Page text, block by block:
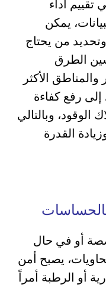
تقييم أداء
يمكن
وتحديد من يحتاج
الطرق
الأكثر
إلى رفع كفاءة
الوقود، وبالتالي
القدرة
أو في حال
يصبح أمن
أو الرطبة أمراً